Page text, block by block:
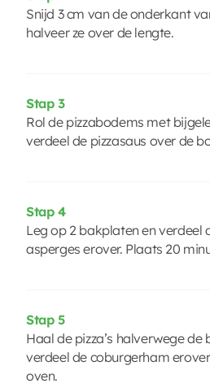
Snijd 3 cm van de onderkant
halveer ze over de lengte.
Stap 3
Rol de pizzabodems met
verdeel de pizzasaus over de
Stap 4
Leg op 2 bakplaten en verdeel
asperges erover. Plaats 20
Stap 5
Haal de pizza’s halverwege de
verdeel de coburgerham
oven.